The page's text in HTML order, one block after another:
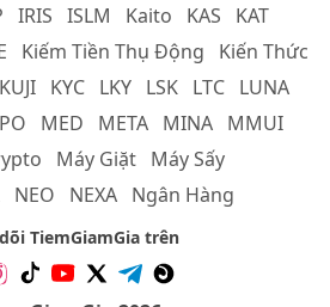
IRIS ISLM Kaito KAS
KAT
Kiếm Tiền Thụ Động
Kiến Thức
KUJI KYC LKY LSK LTC LUNA
MED META MINA MMUI
Máy Giặt Máy Sấy
NEO NEXA Ngân Hàng
TiemGiamGia trên